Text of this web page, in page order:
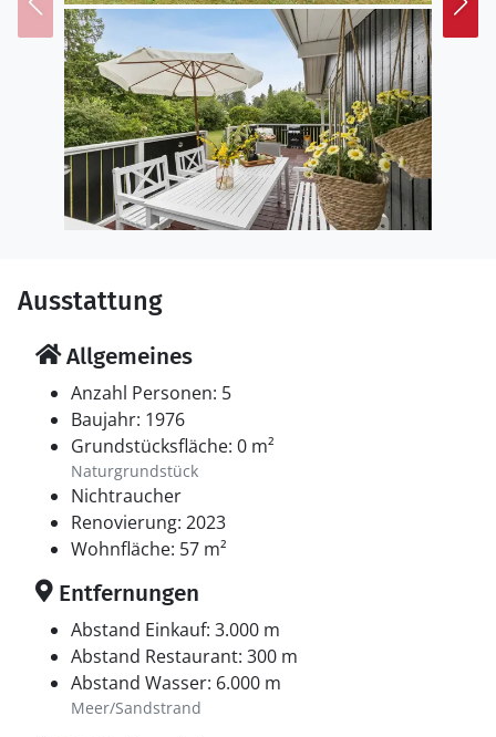
den Stubbe Sø und genießen Sie die Ruhe und
Schönheit der Natur. Ein Besuch im romantischen
Ebeltoft mit seinen charmanten Gassen und dem
historischen Fischereihafen ist ebenfalls ein Muss.
Ausstattung
Allgemeines
Anzahl Personen: 5
Baujahr: 1976
Grundstücksfläche: 0 m²
Naturgrundstück
Nichtraucher
Renovierung: 2023
Wohnfläche: 57 m²
Entfernungen
Abstand Einkauf: 3.000 m
Abstand Restaurant: 300 m
Abstand Wasser: 6.000 m
Meer/Sandstrand